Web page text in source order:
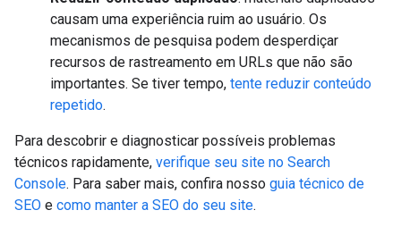
causam uma experiência ruim ao usuário. Os
mecanismos de pesquisa podem desperdiçar
recursos de rastreamento em URLs que não são
importantes. Se tiver tempo, tente reduzir conteúdo
repetido.
Para descobrir e diagnosticar possíveis problemas
técnicos rapidamente, verifique seu site no Search
Console. Para saber mais, confira nosso guia técnico de
SEO e como manter a SEO do seu site.